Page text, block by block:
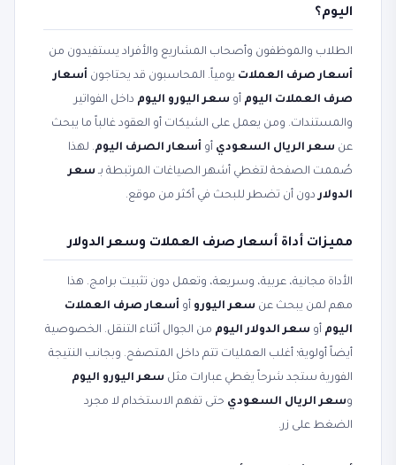
اليوم؟
الطلاب والموظفون وأصحاب المشاريع والأفراد يستفيدون من
أسعار صرف العملات يومياً. المحاسبون قد يحتاجون أسعار
صرف العملات اليوم أو سعر اليورو اليوم داخل الفواتير
والمستندات. ومن يعمل على الشيكات أو العقود غالباً ما يبحث
عن سعر الريال السعودي أو أسعار الصرف اليوم. لهذا
صُممت الصفحة لتغطي أشهر الصياغات المرتبطة بـ سعر
الدولاردون أن تضطر للبحث في أكثر من موقع.
مميزات أداة أسعار صرف العملات وسعر الدولار
الأداة مجانية، عربية، وسريعة، وتعمل دون تثبيت برامج. هذا
مهم لمن يبحث عن سعر اليورو أو أسعار صرف العملات
اليوم أو سعر الدولار اليوم من الجوال أثناء التنقل. الخصوصية
أيضاً أولوية؛ أغلب العمليات تتم داخل المتصفح. وبجانب النتيجة
الفورية ستجد شرحاً يغطي عبارات مثل سعر اليورو اليوم
وسعر الريال السعودي حتى تفهم الاستخدام لا مجرد
الضغط على زر.